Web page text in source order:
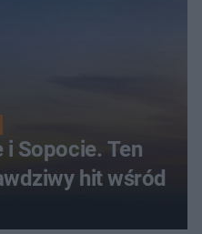
Sopocie. Ten
hit wśród